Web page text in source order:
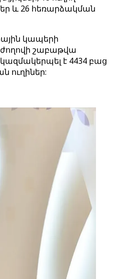
և 26 հեռարձակման
կապերի
շաբաթվա
է 4434 բաց
ուղիներ: